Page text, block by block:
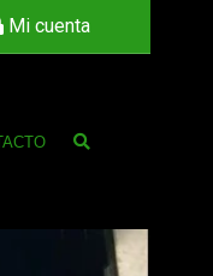
Mi cuenta